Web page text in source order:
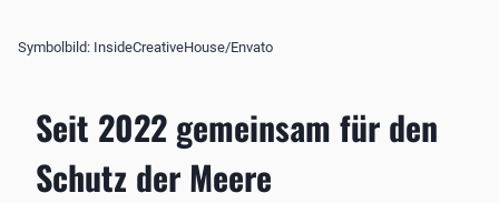
Symbolbild: InsideCreativeHouse/Envato
Seit 2022 gemeinsam für den
Schutz der Meere